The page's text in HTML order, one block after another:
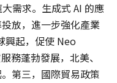
需求。生成式 AI 的應
放，進一步強化產業
興起，促使 Neo
務蓬勃發展，北美、
第三，國際貿易政策